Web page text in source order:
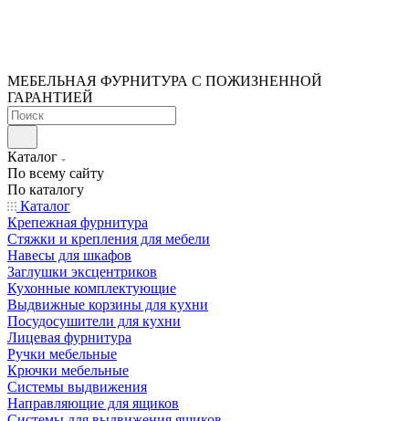
МЕБЕЛЬНАЯ ФУРНИТУРА С ПОЖИЗНЕННОЙ
ГАРАНТИЕЙ
Каталог
По всему сайту
По каталогу
Каталог
Крепежная фурнитура
Стяжки и крепления для мебели
Навесы для шкафов
Заглушки эксцентриков
Кухонные комплектующие
Выдвижные корзины для кухни
Посудосушители для кухни
Лицевая фурнитура
Ручки мебельные
Крючки мебельные
Системы выдвижения
Направляющие для ящиков